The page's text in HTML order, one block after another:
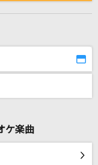
ケ楽曲